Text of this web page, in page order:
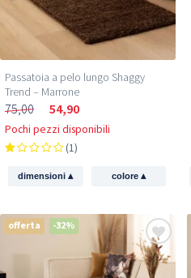
Passatoia a pelo lungo Shaggy
Trend – Marrone
75,00 54,90
Pochi pezzi disponibili
(1)
dimensioni▴ colore ▴
offerta -32%